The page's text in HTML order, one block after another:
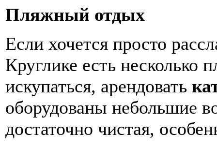
Пляжный отдых
Если хочется просто
Круглике есть
искупаться, арендовать
оборудованы небольшие
достаточно чистая,